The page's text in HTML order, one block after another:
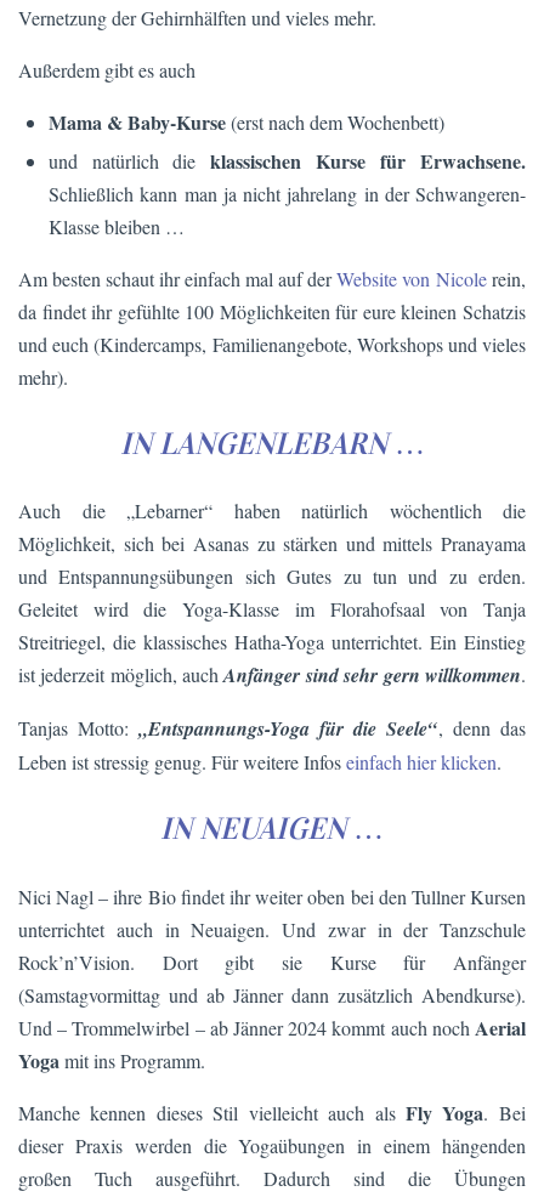
Vernetzung der Gehirnhälften und vieles mehr.
Außerdem gibt es auch
Mama & Baby-Kurse(erst nach dem Wochenbett)
und natürlich die klassischen Kurse für Erwachsene.
Schließlich kann man ja nicht jahrelang in der Schwangeren-
Klasse bleiben …
Am besten schaut ihr einfach mal auf derWebsite von Nicolerein,
da findet ihr gefühlte 100 Möglichkeiten für eure kleinen Schatzis
und euch (Kindercamps, Familienangebote, Workshops und vieles
mehr).
IN LANGENLEBARN…
Auch die „Lebarner“ haben natürlich wöchentlich die
Möglichkeit, sich bei Asanas zu stärken und mittels Pranayama
und Entspannungsübungen sich Gutes zu tun und zu erden.
Geleitet wird die Yoga-Klasse im Florahofsaal von Tanja
Streitriegel, die klassisches Hatha-Yoga unterrichtet. Ein Einstieg
ist jederzeit möglich, auchAnfänger sind sehr gern willkommen.
Tanjas Motto: „Entspannungs-Yoga für die Seele“, denn das
Leben ist stressig genug. Für weitere Infoseinfach hier klicken.
IN NEUAIGEN…
Nici Nagl – ihre Bio findet ihr weiter oben bei den Tullner Kursen
unterrichtet auch in Neuaigen. Und zwar in der Tanzschule
Rock’n’Vision. Dort gibt sie Kurse für Anfänger
(Samstagvormittag und ab Jänner dann zusätzlich Abendkurse).
Und – Trommelwirbel – ab Jänner 2024 kommt auch noch Aerial
Yogamit ins Programm.
Manche kennen dieses Stil vielleicht auch als Fly Yoga. Bei
dieser Praxis werden die Yogaübungen in einem hängenden
großen Tuch ausgeführt. Dadurch sind die Übungen